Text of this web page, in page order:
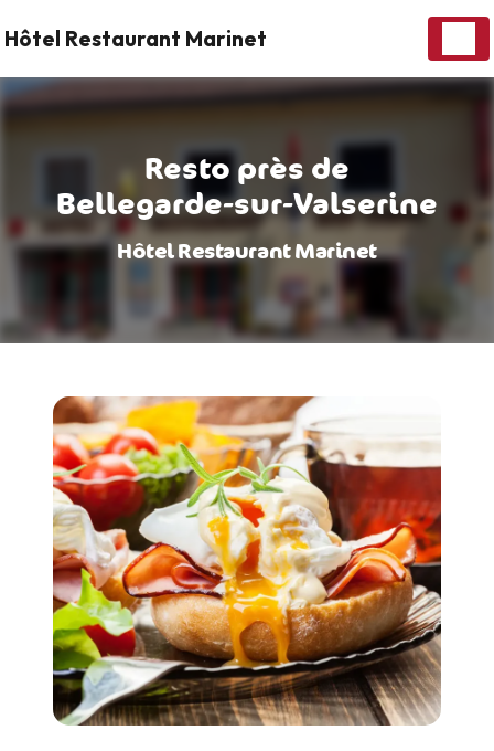
Hôtel Restaurant Marinet
Resto près de
Bellegarde-sur-Valserine
Hôtel Restaurant Marinet